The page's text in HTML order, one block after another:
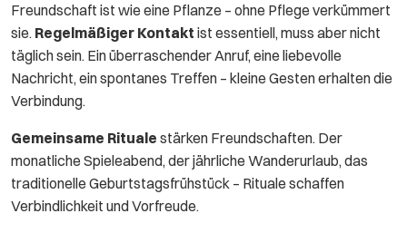
Freundschaft ist wie eine Pflanze – ohne Pflege verkümmert
sie. Regelmäßiger Kontakt ist essentiell, muss aber nicht
täglich sein. Ein überraschender Anruf, eine liebevolle
Nachricht, ein spontanes Treffen – kleine Gesten erhalten die
Verbindung.
Gemeinsame Rituale stärken Freundschaften. Der
monatliche Spieleabend, der jährliche Wanderurlaub, das
traditionelle Geburtstagsfrühstück – Rituale schaffen
Verbindlichkeit und Vorfreude.